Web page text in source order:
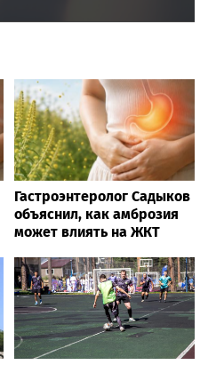
Гастроэнтеролог Садыков
объяснил, как амброзия
может влиять на ЖКТ